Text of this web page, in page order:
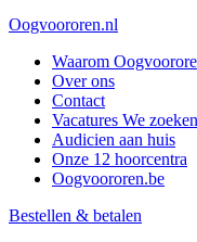
Oogvoororen.nl
Waarom
Over ons
Contact
Vacatures We
Audicien aan huis
Onze 12 hoorcentra
Oogvoororen.be
Bestellen & betalen